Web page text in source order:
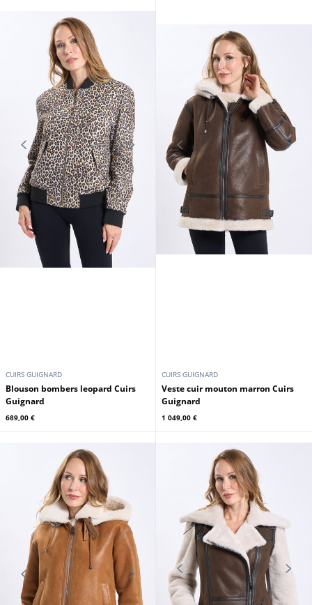
CUIRS GUIGNARD
Blouson bombers leopard Cuirs
Guignard
689,00 €
CUIRS GUIGNARD
Veste cuir mouton marron Cuirs
Guignard
1 049,00 €